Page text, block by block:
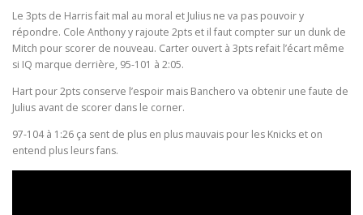
Le 3pts de Harris fait mal au moral et Julius ne va pas pouvoir y
répondre. Cole Anthony y rajoute 2pts et il faut compter sur un dunk de
Mitch pour scorer de nouveau. Carter ouvert à 3pts refait l’écart même
si IQ marque derrière, 95-101 à 2:05.
Hart pour 2pts conserve l’espoir mais Banchero va obtenir une faute de
Julius avant de scorer dans le corner.
97-104 à 1:26 ça sent de plus en plus mauvais pour les Knicks et on
entend plus leurs fans.